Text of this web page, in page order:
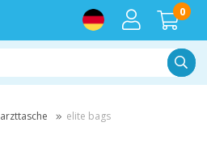
0
arzttasche elite bags